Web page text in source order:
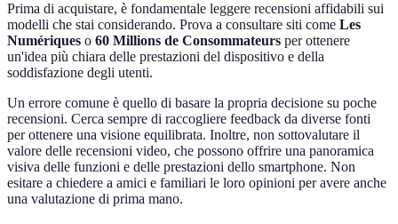
Prima di acquistare, è fondamentale leggere recensioni affidabili sui
modelli che stai considerando. Prova a consultare siti come Les
Numériques o 60 Millions de Consommateurs per ottenere
un'idea più chiara delle prestazioni del dispositivo e della
soddisfazione degli utenti.
Un errore comune è quello di basare la propria decisione su poche
recensioni. Cerca sempre di raccogliere feedback da diverse fonti
per ottenere una visione equilibrata. Inoltre, non sottovalutare il
valore delle recensioni video, che possono offrire una panoramica
visiva delle funzioni e delle prestazioni dello smartphone. Non
esitare a chiedere a amici e familiari le loro opinioni per avere anche
una valutazione di prima mano.